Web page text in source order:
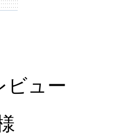
ビュー